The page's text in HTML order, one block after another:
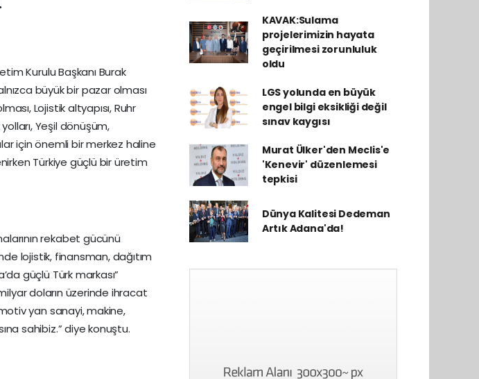
Kurulu Başkanı Burak
büyük bir pazar olması
Lojistik altyapısı, Ruhr
Yeşil dönüşüm,
için önemli bir merkez haline
Türkiye güçlü bir üretim
rekabet gücünü
lojistik, finansman, dağıtım
güçlü Türk markası”
doların üzerinde ihracat
yan sanayi, makine,
sahibiz.” diye konuştu.
KAVAK:Sulama
projelerimizin hayata
geçirilmesi zorunluluk
oldu
LGS yolunda en büyük
engel bilgi eksikliği değil
sınav kaygısı
Murat Ülker'den Meclis'e
'Kenevir' düzenlemesi
tepkisi
Dünya Kalitesi Dedeman
Artık Adana'da!